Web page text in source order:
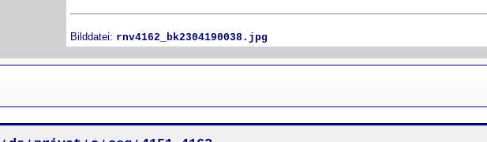
Bilddatei: rnv4162_bk2304190038.jpg